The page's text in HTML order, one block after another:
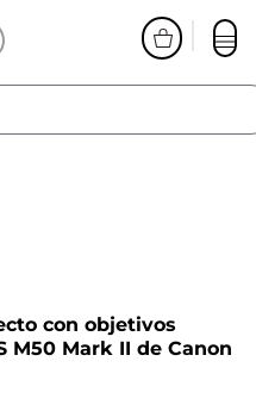
con objetivos
M50 Mark II de Canon